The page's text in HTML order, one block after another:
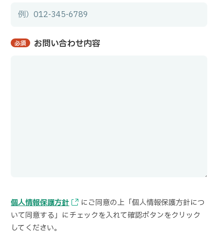
必須 お問い合わせ内容
個人情報保護方針 にご同意の上 「個人情報保護方針につ
いて同意する」にチェックを入れて確認ボタンをクリック
してください。